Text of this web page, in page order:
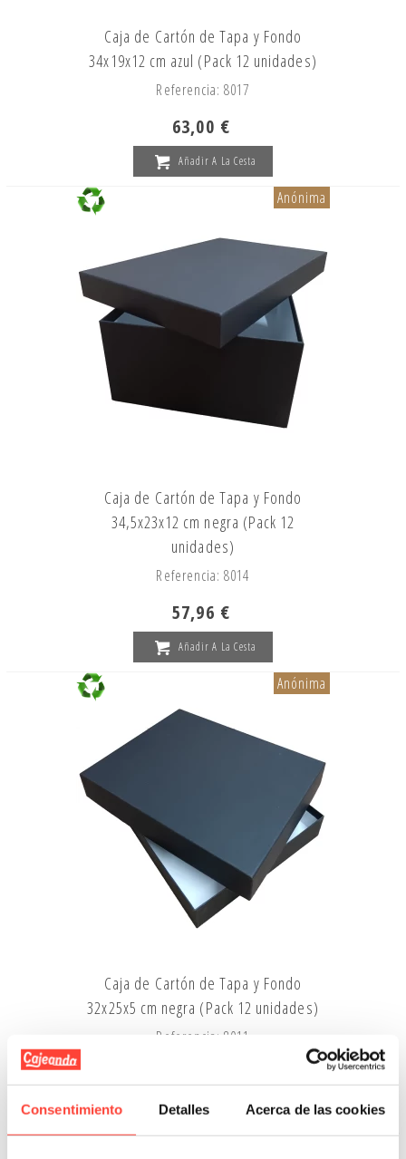
Consentimiento Detalles Acerca de las cookies
Caja de Cartón de Tapa y Fondo
34x19x12 cm azul (Pack 12 unidades)
Referencia: 8017
63,00 €
Añadir A La Cesta
Anónima
Caja de Cartón de Tapa y Fondo
34,5x23x12 cm negra (Pack 12
unidades)
Referencia: 8014
57,96 €
Añadir A La Cesta
Anónima
Caja de Cartón de Tapa y Fondo
32x25x5 cm negra (Pack 12 unidades)
Referencia: 8011
Añadir A La Cesta